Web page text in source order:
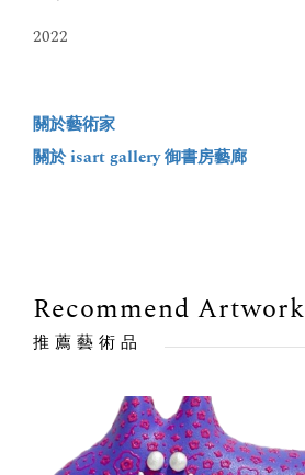
2022
關於藝術家
關於 isart gallery 御書房藝廊
Recommend Artwork
推薦藝術品